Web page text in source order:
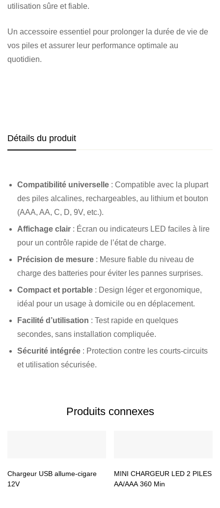
utilisation sûre et fiable.
Un accessoire essentiel pour prolonger la durée de vie de
vos piles et assurer leur performance optimale au
quotidien.
Détails du produit
Compatibilité universelle : Compatible avec la plupart
des piles alcalines, rechargeables, au lithium et bouton
(AAA, AA, C, D, 9V, etc.).
Affichage clair : Écran ou indicateurs LED faciles à lire
pour un contrôle rapide de l’état de charge.
Précision de mesure : Mesure fiable du niveau de
charge des batteries pour éviter les pannes surprises.
Compact et portable : Design léger et ergonomique,
idéal pour un usage à domicile ou en déplacement.
Facilité d’utilisation : Test rapide en quelques
secondes, sans installation compliquée.
Sécurité intégrée : Protection contre les courts-circuits
et utilisation sécurisée.
Produits connexes
Chargeur USB allume-cigare
12V
MINI CHARGEUR LED 2 PILES
AA/AAA 360 Min